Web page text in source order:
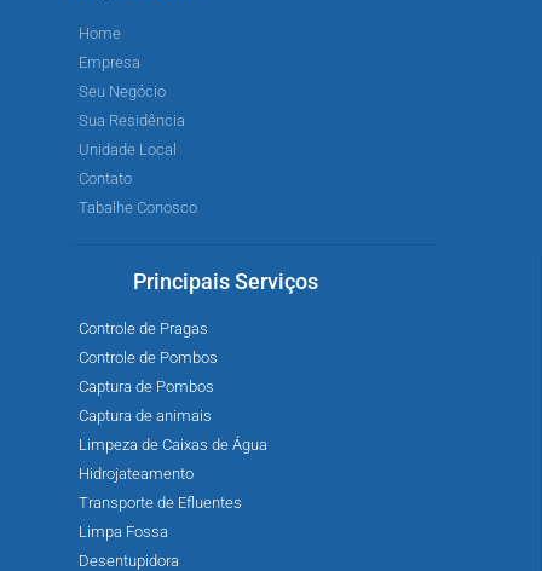
Home
Empresa
Seu Negócio
Sua Residência
Unidade Local
Contato
Tabalhe Conosco
Principais Serviços
Controle de Pragas
Controle de Pombos
Captura de Pombos
Captura de animais
Limpeza de Caixas de Água
Hidrojateamento
Transporte de Efluentes
Limpa Fossa
Desentupidora